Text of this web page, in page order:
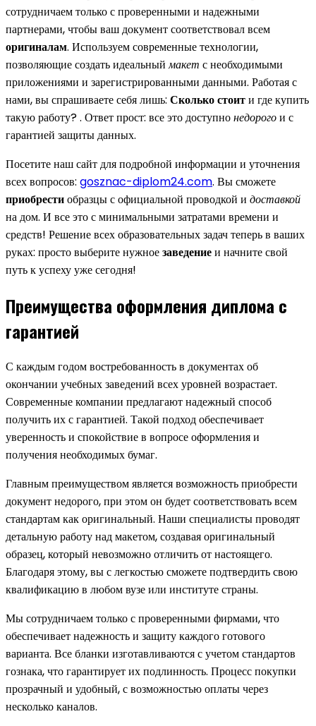
сотрудничаем только с проверенными и надежными
партнерами, чтобы ваш документ соответствовал всем
оригиналам. Используем современные технологии,
позволяющие создать идеальныймакет с необходимыми
приложениями и зарегистрированными данными. Работая с
нами, вы спрашиваете себя лишь: Сколько стоити где купить
такую работу? . Ответ прост: все это доступнонедорогои с
гарантией защиты данных.
Посетите наш сайт для подробной информации и уточнения
всех вопросов: gosznac-diplom24.com. Вы сможете
приобрестиобразцы с официальной проводкой и доставкой
на дом. И все это с минимальными затратами времени и
средств! Решение всех образовательных задач теперь в ваших
руках: просто выберите нужноезаведениеи начните свой
путь к успеху уже сегодня!
Преимущества оформления диплома с
гарантией
С каждым годом востребованность в документах об
окончании учебных заведений всех уровней возрастает.
Современные компании предлагают надежный способ
получить их с гарантией. Такой подход обеспечивает
уверенность и спокойствие в вопросе оформления и
получения необходимых бумаг.
Главным преимуществом является возможность приобрести
документ недорого, при этом он будет соответствовать всем
стандартам как оригинальный. Наши специалисты проводят
детальную работу над макетом, создавая оригинальный
образец, который невозможно отличить от настоящего.
Благодаря этому, вы с легкостью сможете подтвердить свою
квалификацию в любом вузе или институте страны.
Мы сотрудничаем только с проверенными фирмами, что
обеспечивает надежность и защиту каждого готового
варианта. Все бланки изготавливаются с учетом стандартов
гознака, что гарантирует их подлинность. Процесс покупки
прозрачный и удобный, с возможностью оплаты через
несколько каналов.